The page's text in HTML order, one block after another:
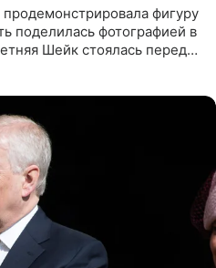
фигуру
поделилась фотографией в
Шейк стоялась перед